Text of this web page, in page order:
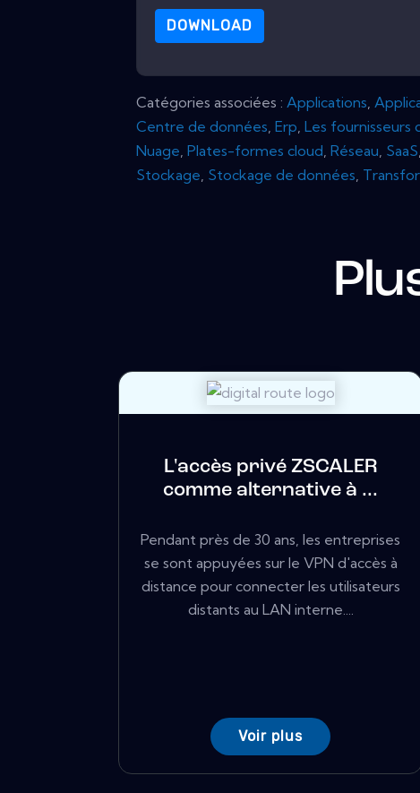
DOWNLOAD
Catégories associées : Applications,
Centre de données, Erp, Les fournisseurs
Nuage, Plates-formes cloud, Réseau, SaaS,
Stockage, Stockage de données,
L'accès privé ZSCALER
comme alternative à ...
Pendant près de 30 ans, les entreprises
se sont appuyées sur le VPN d'accès à
distance pour connecter les utilisateurs
distants au LAN interne....
Voir plus